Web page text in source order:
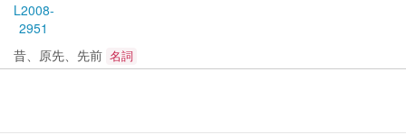
L2008-
2951
昔、原先、先前 名詞